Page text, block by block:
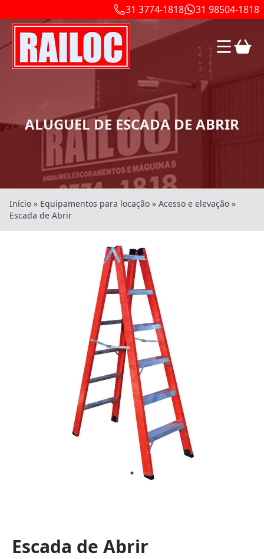
31 3774-1818 31 98504-1818
ALUGUEL DE ESCADA DE ABRIR
Início » Equipamentos para locação » Acesso e elevação »
Escada de Abrir
Escada de Abrir